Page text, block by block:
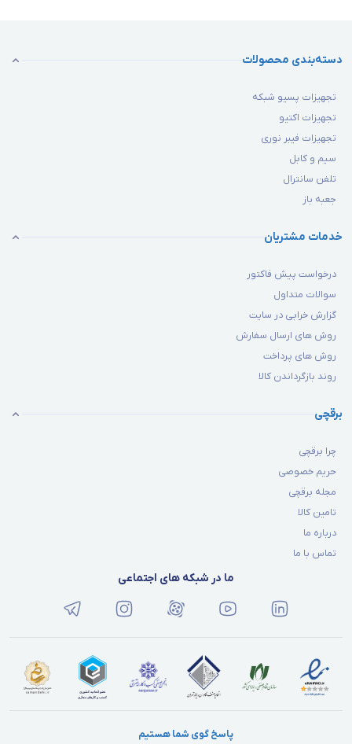
دسته‌بندی محصولات
تجهیزات پسیو شبکه
تجهیزات اکتیو
تجهیزات فیبر نوری
سیم و کابل
تلفن سانترال
جعبه باز
خدمات مشتریان
درخواست پیش فاکتور
سوالات متداول
گزارش خرابی در سایت
روش های ارسال سفارش
روش های پرداخت
روند بازگرداندن کالا
برقچی
چرا برقچی
حریم خصوصی
مجله برقچی
تامین کالا
درباره ما
تماس با ما
ما در شبکه های اجتماعی
پاسخ گوی شما هستیم